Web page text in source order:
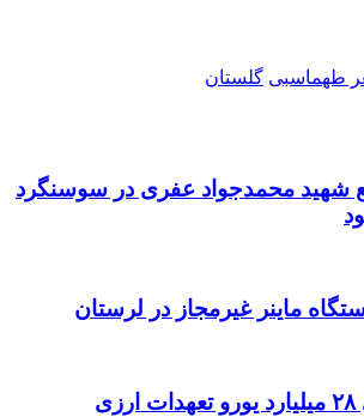
طهماسبی گلستان
شهید محمدجواد عفری در سوسنگرد